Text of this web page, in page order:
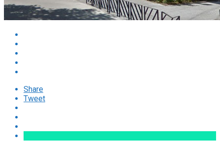
Share
Tweet